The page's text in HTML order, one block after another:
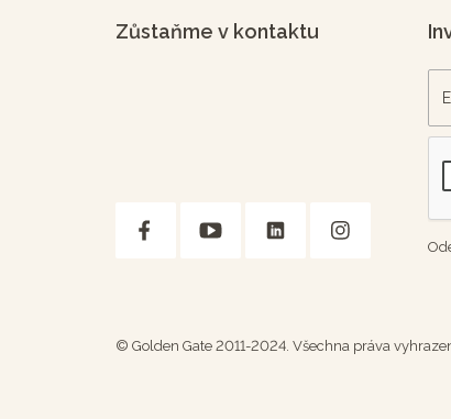
Zůstaňme v kontaktu
© Golden Gate 2011-2024. Všechna práva